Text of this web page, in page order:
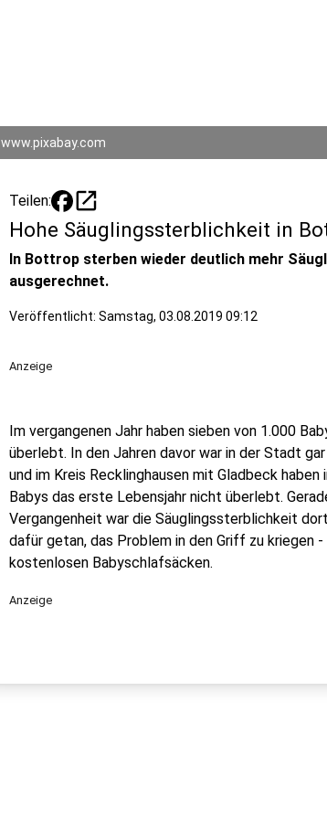
www.pixabay.com
Teilen: open_in_new
Hohe Säuglingssterblichkeit in
In Bottrop sterben wieder deutlich mehr
ausgerechnet.
Veröffentlicht: Samstag, 03.08.2019 09:12
Anzeige
Im vergangenen Jahr haben sieben von 1.000
überlebt. In den Jahren davor war in der Stadt
und im Kreis Recklinghausen mit Gladbeck
Babys das erste Lebensjahr nicht überlebt.
Vergangenheit war die Säuglingssterblichkeit
dafür getan, das Problem in den Griff zu kriegen
kostenlosen Babyschlafsäcken.
Anzeige